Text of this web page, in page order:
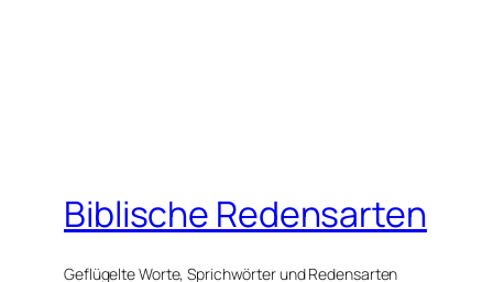
Biblische Redensarten
Geflügelte Worte, Sprichwörter und Redensarten